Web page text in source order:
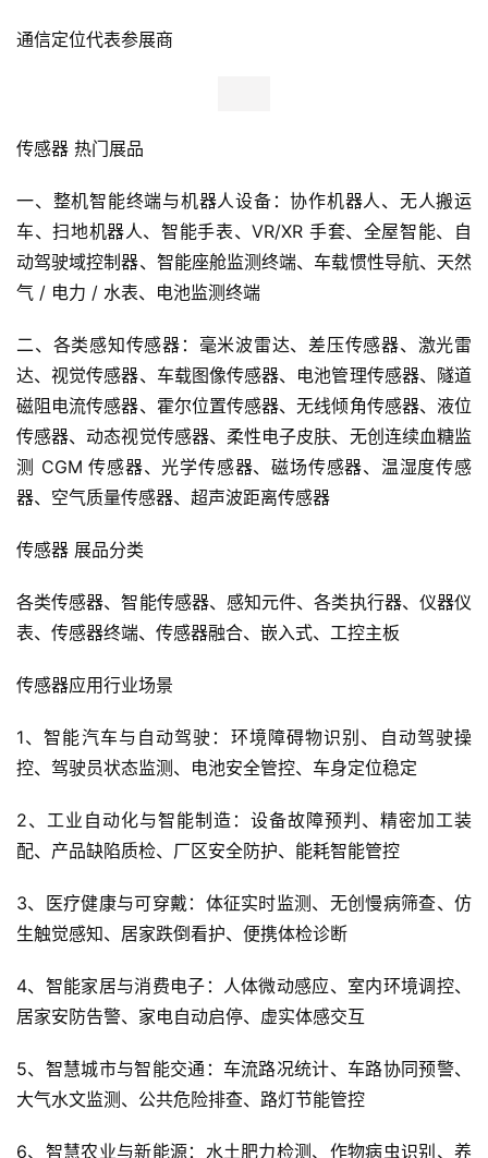
首
通信定位代表参展商
传感器 热门展品
一、整机智能终端与机器人设备：协作机器人、无人搬运
车、扫地机器人、智能手表、VR/XR 手套、全屋智能、自
动驾驶域控制器、智能座舱监测终端、车载惯性导航、天然
气 / 电力 / 水表、电池监测终端
二、各类感知传感器：毫米波雷达、差压传感器、激光雷
达、视觉传感器、车载图像传感器、电池管理传感器、隧道
磁阻电流传感器、霍尔位置传感器、无线倾角传感器、液位
传感器、动态视觉传感器、柔性电子皮肤、无创连续血糖监
测 CGM 传感器、光学传感器、磁场传感器、温湿度传感
器、空气质量传感器、超声波距离传感器
传感器 展品分类
各类传感器、智能传感器、感知元件、各类执行器、仪器仪
表、传感器终端、传感器融合、嵌入式、工控主板
传感器应用行业场景
1、智能汽车与自动驾驶：环境障碍物识别、自动驾驶操
控、驾驶员状态监测、电池安全管控、车身定位稳定
2、工业自动化与智能制造：设备故障预判、精密加工装
配、产品缺陷质检、厂区安全防护、能耗智能管控
3、医疗健康与可穿戴：体征实时监测、无创慢病筛查、仿
生触觉感知、居家跌倒看护、便携体检诊断
4、智能家居与消费电子：人体微动感应、室内环境调控、
居家安防告警、家电自动启停、虚实体感交互
5、智慧城市与智能交通：车流路况统计、车路协同预警、
大气水文监测、公共危险排查、路灯节能管控
6、智慧农业与新能源：水土肥力检测、作物病虫识别、养